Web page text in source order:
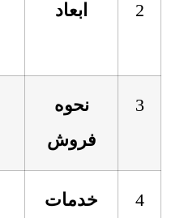
2 ابعاد
3
نحوه
فروش
4
خدمات